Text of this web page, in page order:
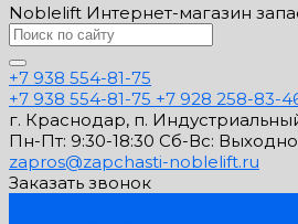
Noblelift Интернет-магазин
+7 938 554-81-75
+7 938 554-81-75 +7 928 258-83-
г. Краснодар, п.
Пн-Пт: 9:30-18:30 Cб-Вс:
zapros@zapchasti-noblelift.ru
Заказать звонок